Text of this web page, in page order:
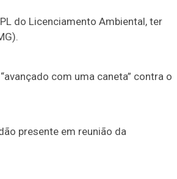
do Licenciamento Ambiental, ter
com uma caneta” contra o
presente em reunião da